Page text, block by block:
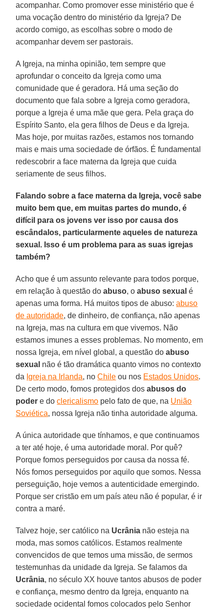
acompanhar. Como promover esse ministério que é
uma vocação dentro do ministério da Igreja? De
acordo comigo, as escolhas sobre o modo de
acompanhar devem ser pastorais.
A Igreja, na minha opinião, tem sempre que
aprofundar o conceito da Igreja como uma
comunidade que é geradora. Há uma seção do
documento que fala sobre a Igreja como geradora,
porque a Igreja é uma mãe que gera. Pela graça do
Espírito Santo, ela gera filhos de Deus e da Igreja.
Mas hoje, por muitas razões, estamos nos tornando
mais e mais uma sociedade de órfãos. É fundamental
redescobrir a face materna da Igreja que cuida
seriamente de seus filhos.
Falando sobre a face materna da Igreja, você sabe
muito bem que, em muitas partes do mundo, é
difícil para os jovens ver isso por causa dos
escândalos, particularmente aqueles de natureza
sexual. Isso é um problema para as suas igrejas
também?
Acho que é um assunto relevante para todos porque,
em relação à questão doabuso, oabuso sexual é
apenas uma forma. Há muitos tipos de abuso:abuso
de autoridade, de dinheiro, de confiança, não apenas
na Igreja, mas na cultura em que vivemos. Não
estamos imunes a esses problemas. No momento, em
nossa Igreja, em nível global, a questão doabuso
sexual não é tão dramática quanto vimos no contexto
da Igreja na Irlanda, noChile ou nos Estados Unidos.
De certo modo, fomos protegidos dosabusos do
podere doclericalismo pelo fato de que, na União
Soviética, nossa Igreja não tinha autoridade alguma.
A única autoridade que tínhamos, e que continuamos
a ter até hoje, é uma autoridade moral. Por quê?
Porque fomos perseguidos por causa da nossa fé.
Nós fomos perseguidos por aquilo que somos. Nessa
perseguição, hoje vemos a autenticidade emergindo.
Porque ser cristão em um país ateu não é popular, é ir
contra a maré.
Talvez hoje, ser católico na Ucrânia não esteja na
moda, mas somos católicos. Estamos realmente
convencidos de que temos uma missão, de sermos
testemunhas da unidade da Igreja. Se falamos da
Ucrânia, no século XX houve tantos abusos de poder
e confiança, mesmo dentro da Igreja, enquanto na
sociedade ocidental fomos colocados pelo Senhor